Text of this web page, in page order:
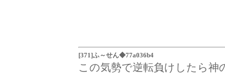
[371]ふ～せん◆77a036b4
この気勢で逆転負けしたら